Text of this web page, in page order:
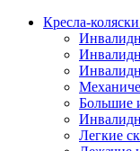
Кресла-
Большие
Легкие